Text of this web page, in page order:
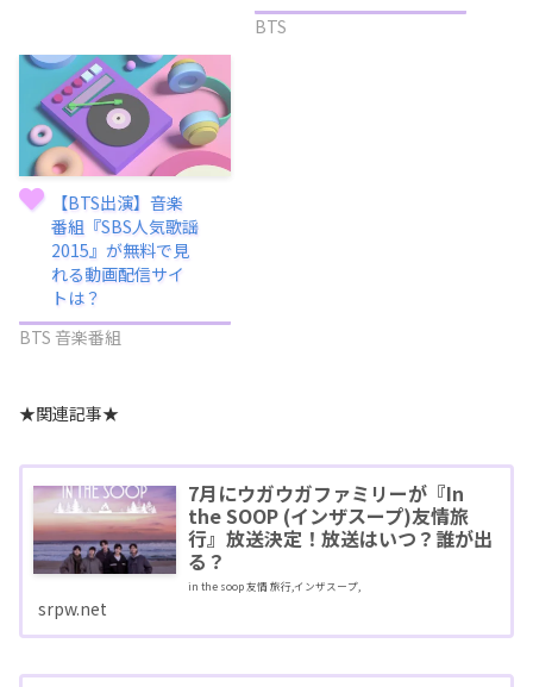
BTS
【BTS出演】音楽
番組『SBS人気歌謡
2015』が無料で見
れる動画配信サイ
トは？
BTS 音楽番組
★関連記事★
7月にウガウガファミリーが『In
the SOOP (インザスープ)友情旅
行』放送決定！放送はいつ？誰が出
る？
in the soop 友情 旅行,インザスープ,
srpw.net